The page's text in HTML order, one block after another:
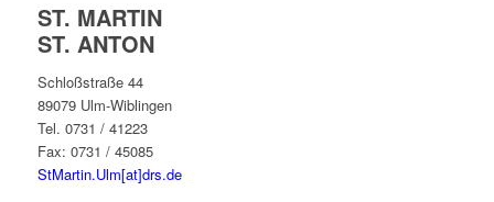
ST. MARTIN
ST. ANTON
Schloßstraße 44
89079 Ulm-Wiblingen
Tel. 0731 / 41223
Fax: 0731 / 45085
StMartin.Ulm[at]drs.de